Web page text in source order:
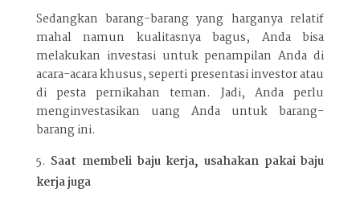
Sedangkan barang-barang yang harganya relatif
mahal namun kualitasnya bagus, Anda bisa
melakukan investasi untuk penampilan Anda di
acara-acara khusus, seperti presentasi investor atau
di pesta pernikahan teman. Jadi, Anda perlu
menginvestasikan uang Anda untuk barang-
barang ini.
Saat membeli baju kerja, usahakan pakai baju
kerja juga